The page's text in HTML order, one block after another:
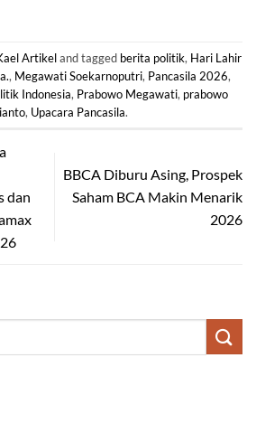
Artikeland tagged berita politik, Hari Lahir
, Megawati Soekarnoputri, Pancasila 2026,
Indonesia, Prabowo Megawati, prabowo
, Upacara Pancasila.
dan
BBCA Diburu Asing, Prospek
Saham BCA Makin Menarik
2026